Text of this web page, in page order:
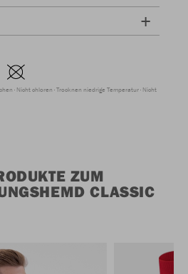
Nicht chloren Trocknen niedrige Temperatur Nicht
ZUM
CLASSIC